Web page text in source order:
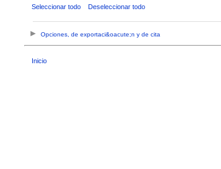
Seleccionar todo Deseleccionar todo
Opciones, de exportaci&oacute;n y de cita
Inicio